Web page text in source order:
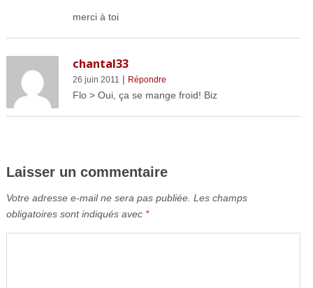
merci à toi
chantal33
26 juin 2011 | Répondre
Flo > Oui, ça se mange froid! Biz
Laisser un commentaire
Votre adresse e-mail ne sera pas publiée. Les champs
obligatoires sont indiqués avec *